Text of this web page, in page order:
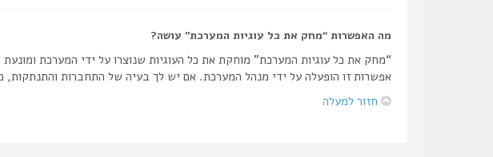
מה האפשרות “מחק את כל עוגיות המערכת” עושה?
“מחק את כל עוגיות המערכת” מוחקת את כל העוגיות שנוצרו על ידי המערכת
אפשרות זו הופעלה על ידי מנהל המערכת. אם יש לך בעיה של התחברות והתנתקות,
חזור למעלה